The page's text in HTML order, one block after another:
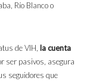
Río Blanco o
de VIH, la cuenta
ser pasivos, asegura
seguidores que